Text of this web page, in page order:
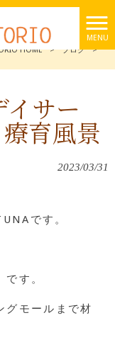
MENU
HOME
> ブログ
>
サー
育風景
2023/03/31
です。
す。
グモールまで材